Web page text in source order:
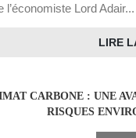
Lord Adair...
LIRE
CARBONE : UNE
RISQUES